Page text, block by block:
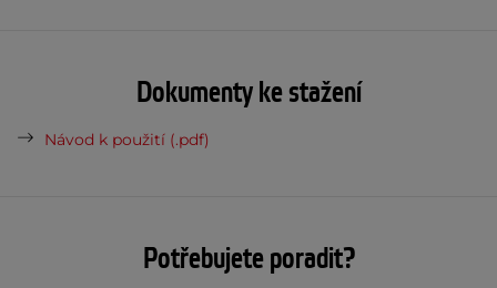
Dokumenty ke stažení
Návod k použití (.pdf)
Potřebujete poradit?